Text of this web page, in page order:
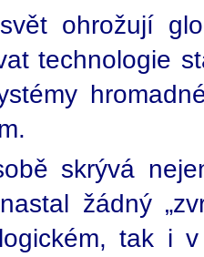
ohrožují
technologie
skrývá
žádný
tak i